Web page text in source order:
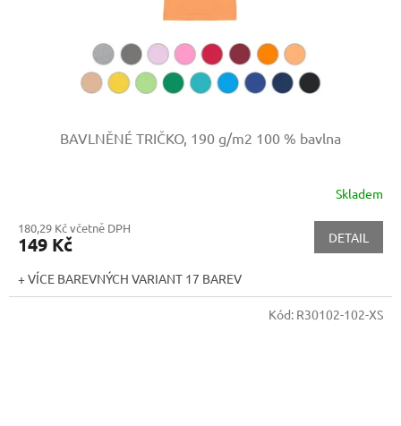
BAVLNĚNÉ TRIČKO, 190 g/m2 100 % bavlna
Skladem
180,29 Kč včetně DPH
149 Kč DETAIL
+ VÍCE BAREVNÝCH VARIANT 17 BAREV
Kód: R30102-102-XS